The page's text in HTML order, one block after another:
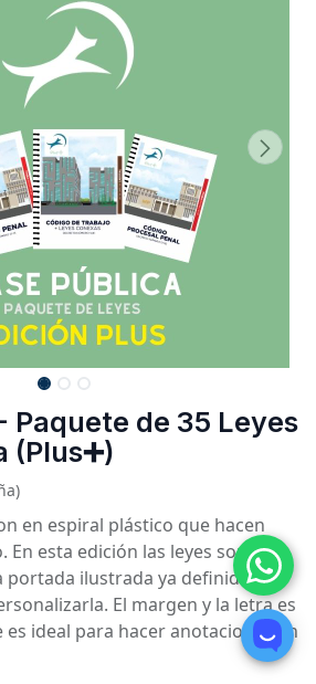
Paquete de 35 Leyes
(Plus➕)
en espiral plástico que hacen
En esta edición las leyes son
portada ilustrada ya definida por
El margen y la letra es
ideal para hacer anotaciones en